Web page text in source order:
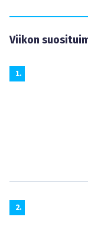
Viikon
1.
2.